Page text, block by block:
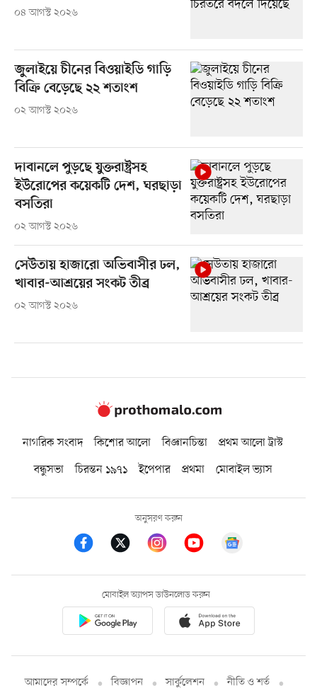
০৪ আগস্ট ২০২৬
জুলাইয়ে চীনের বিওয়াইডি গাড়ি
বিক্রি বেড়েছে ২২ শতাংশ
০২ আগস্ট ২০২৬
দাবানলে পুড়ছে যুক্তরাষ্ট্রসহ
ইউরোপের কয়েকটি দেশ, ঘরছাড়া
বসতিরা
০২ আগস্ট ২০২৬
সেউতায় হাজারো অভিবাসীর ঢল,
খাবার-আশ্রয়ের সংকট তীব্র
০২ আগস্ট ২০২৬
নাগরিক সংবাদ কিশোর আলো বিজ্ঞানচিন্তা
প্রথম আলো ট্রাস্ট
বন্ধুসভা
চিরন্তন ১৯৭১ ইপেপার প্রথমা মোবাইল ভ্যাস
অনুসরণ করুন
মোবাইল অ্যাপস ডাউনলোড করুন
আমাদের সম্পর্কে বিজ্ঞাপন সার্কুলেশন নীতি ও শর্ত